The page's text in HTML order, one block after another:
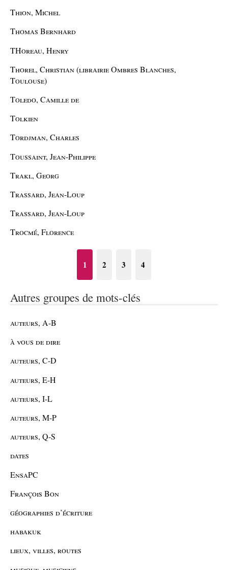
Thion, Michel
Thomas Bernhard
THoreau, Henry
Thorel, Christian (librairie Ombres Blanches,
Toulouse)
Toledo, Camille de
Tolkien
Tordjman, Charles
Toussaint, Jean-Philippe
Trakl, Georg
Trassard, Jean-Loup
Trassard, Jean-Loup
Trocmé, Florence
1 2 3 4
Autres groupes de mots-clés
auteurs, A-B
à vous de dire
auteurs, C-D
auteurs, E-H
auteurs, I-L
auteurs, M-P
auteurs, Q-S
dates
EnsaPC
François Bon
géographies d’écriture
habakuk
lieux, villes, routes